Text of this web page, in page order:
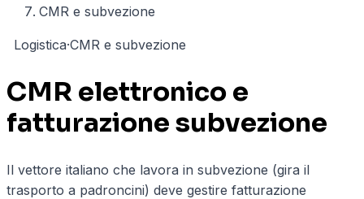
CMR e subvezione
Logistica·CMR e subvezione
CMR elettronico e
fatturazione subvezione
Il vettore italiano che lavora in subvezione (gira il
trasporto a padroncini) deve gestire fatturazione